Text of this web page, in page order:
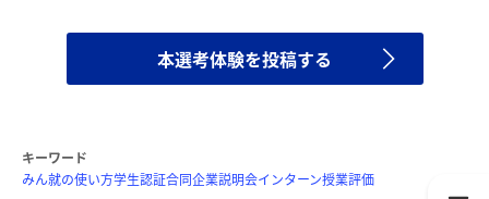
本選考体験を投稿する
キーワード
みん就の使い方学生認証合同企業説明会インターン授業評価